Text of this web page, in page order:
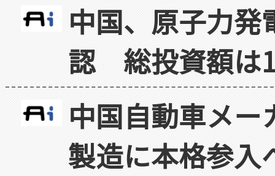
中国、原子力
認 総投資額は
中国自動車メ
製造に本格参入